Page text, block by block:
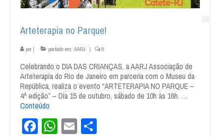
Arteterapia no Parque!
por | postado em: AARJ | 0
Celebrando o DIA DAS CRIANÇAS, a AARJ Associação de
Arteterapia do Rio de Janeiro em parceria com o Museu da
República, realiza o evento “ARTETERAPIA NO PARQUE –
4ª edição” – Dia 15 de outubro, sábado de 10h às 16h. …
Conteúdo
Facebook
WhatsApp
Email